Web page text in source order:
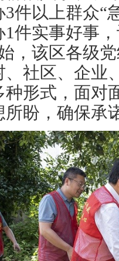
件以上群众“
1件实事好事
，该区各级
、社区、企业
种形式，面对
所盼，确保承